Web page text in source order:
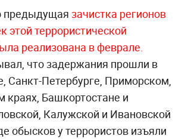
предыдущая зачистка регионов
этой террористической
реализована в феврале.
что задержания прошли в
Санкт-Петербурге, Приморском,
краях, Башкортостане и
Калужской и Ивановской
обысков у террористов изъяли